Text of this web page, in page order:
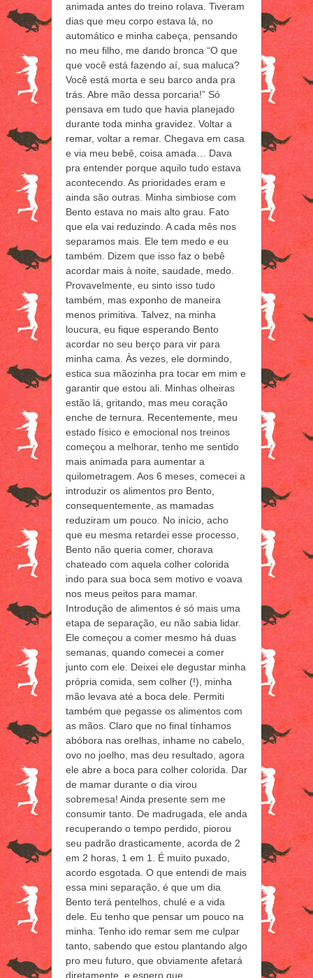
animada antes do treino rolava. Tiveram
dias que meu corpo estava lá, no
automático e minha cabeça, pensando
no meu filho, me dando bronca “O que
que você está fazendo aí, sua maluca?
Você está morta e seu barco anda pra
trás. Abre mão dessa porcaria!” Só
pensava em tudo que havia planejado
durante toda minha gravidez. Voltar a
remar, voltar a remar. Chegava em casa
e via meu bebê, coisa amada… Dava
pra entender porque aquilo tudo estava
acontecendo. As prioridades eram e
ainda são outras. Minha simbiose com
Bento estava no mais alto grau. Fato
que ela vai reduzindo. A cada mês nos
separamos mais. Ele tem medo e eu
também. Dizem que isso faz o bebê
acordar mais à noite, saudade, medo.
Provavelmente, eu sinto isso tudo
também, mas exponho de maneira
menos primitiva. Talvez, na minha
loucura, eu fique esperando Bento
acordar no seu berço para vir para
minha cama. Às vezes, ele dormindo,
estica sua mãozinha pra tocar em mim e
garantir que estou ali. Minhas olheiras
estão lá, gritando, mas meu coração
enche de ternura. Recentemente, meu
estado físico e emocional nos treinos
começou a melhorar, tenho me sentido
mais animada para aumentar a
quilometragem. Aos 6 meses, comecei a
introduzir os alimentos pro Bento,
consequentemente, as mamadas
reduziram um pouco. No início, acho
que eu mesma retardei esse processo,
Bento não queria comer, chorava
chateado com aquela colher colorida
indo para sua boca sem motivo e voava
nos meus peitos para mamar.
Introdução de alimentos é só mais uma
etapa de separação, eu não sabia lidar.
Ele começou a comer mesmo há duas
semanas, quando comecei a comer
junto com ele. Deixei ele degustar minha
própria comida, sem colher (!), minha
mão levava até a boca dele. Permiti
também que pegasse os alimentos com
as mãos. Claro que no final tínhamos
abóbora nas orelhas, inhame no cabelo,
ovo no joelho, mas deu resultado, agora
ele abre a boca para colher colorida. Dar
de mamar durante o dia virou
sobremesa! Ainda presente sem me
consumir tanto. De madrugada, ele anda
recuperando o tempo perdido, piorou
seu padrão drasticamente, acorda de 2
em 2 horas, 1 em 1. É muito puxado,
acordo esgotada. O que entendi de mais
essa mini separação, é que um dia
Bento terá pentelhos, chulé e a vida
dele. Eu tenho que pensar um pouco na
minha. Tenho ido remar sem me culpar
tanto, sabendo que estou plantando algo
pro meu futuro, que obviamente afetará
diretamente, e espero que